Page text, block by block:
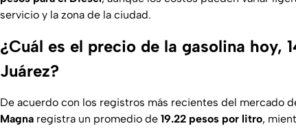
servicio y la zona de la ciudad.
¿Cuál es el precio de la gasolina hoy,
Juárez?
De acuerdo con los registros más recientes del mercado
Magna registra un promedio de 19.22 pesos por litro,